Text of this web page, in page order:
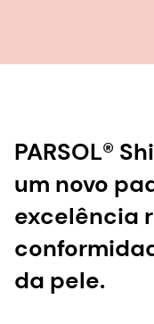
PARSOL®
um novo
excelência
da pele.